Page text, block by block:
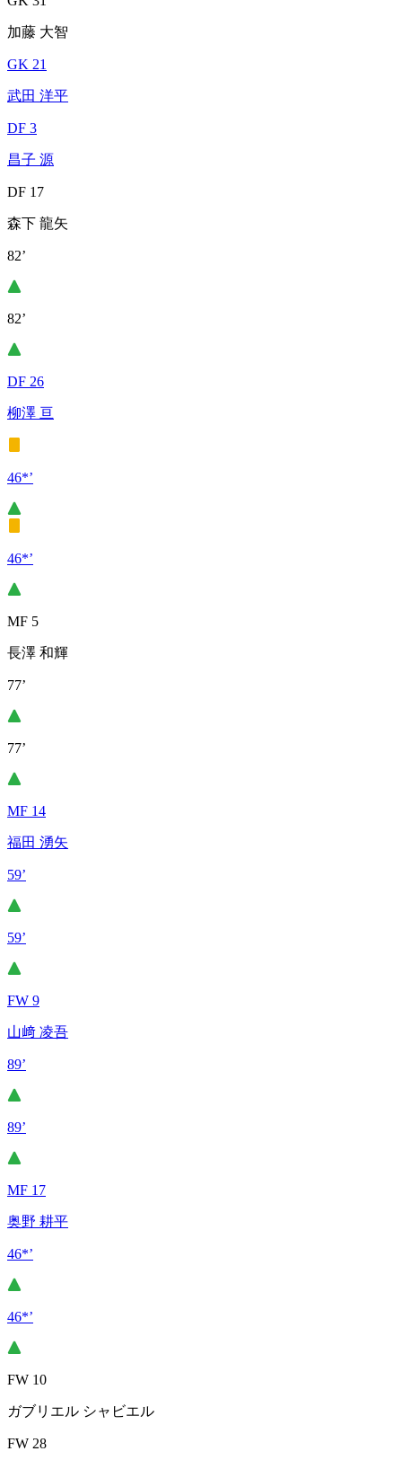
加藤 大智
GK 21
武田 洋平
DF 3
昌子 源
DF 17
森下 龍矢
82’
82’
DF 26
柳澤 亘
46*’
46*’
MF 5
長澤 和輝
77’
77’
MF 14
福田 湧矢
59’
59’
FW 9
山﨑 凌吾
89’
89’
MF 17
奥野 耕平
46*’
46*’
FW 10
ガブリエル シャビエル
FW 28